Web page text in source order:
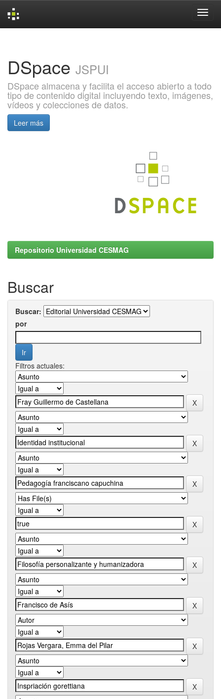
DSpace JSPUI
DSpace almacena y facilita el acceso abierto a todo
tipo de contenido digital incluyendo texto, imágenes,
vídeos y colecciones de datos.
Leer más
Repositorio Universidad CESMAG
Buscar
Buscar:
por
Filtros actuales: